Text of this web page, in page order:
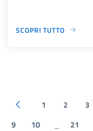
SCOPRI TUTTO
1 2 3
9
10 ... 21